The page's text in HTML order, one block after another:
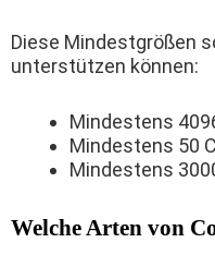
Diese Mindestgrößen
unterstützen können:
Mindestens
Mindestens 50
Mindestens
Welche Arten von